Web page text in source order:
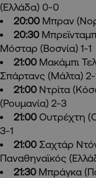
(Ελλάδα) 0-0
20:00 Μπραν
20:30
Μόσταρ (Βοσνία) 1-1
21:00 Μακάμπι
Σπάρτανς (Μάλτα) 2-
21:00 Ντρίτα
(Ρουμανία) 2-3
21:00 Ουτρέχτη
3-1
21:00 Σαχτάρ
Παναθηναϊκός
21:30 Μπράγκα